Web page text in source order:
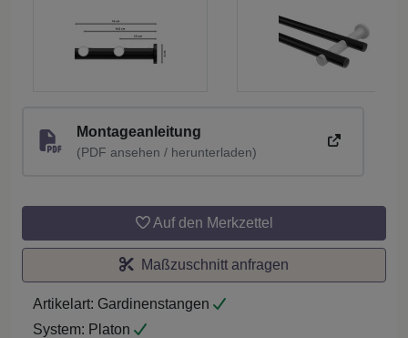
Montageanleitung
(PDF ansehen / herunterladen)
Auf den Merkzettel
Maßzuschnitt anfragen
Artikelart: Gardinenstangen
System: Platon